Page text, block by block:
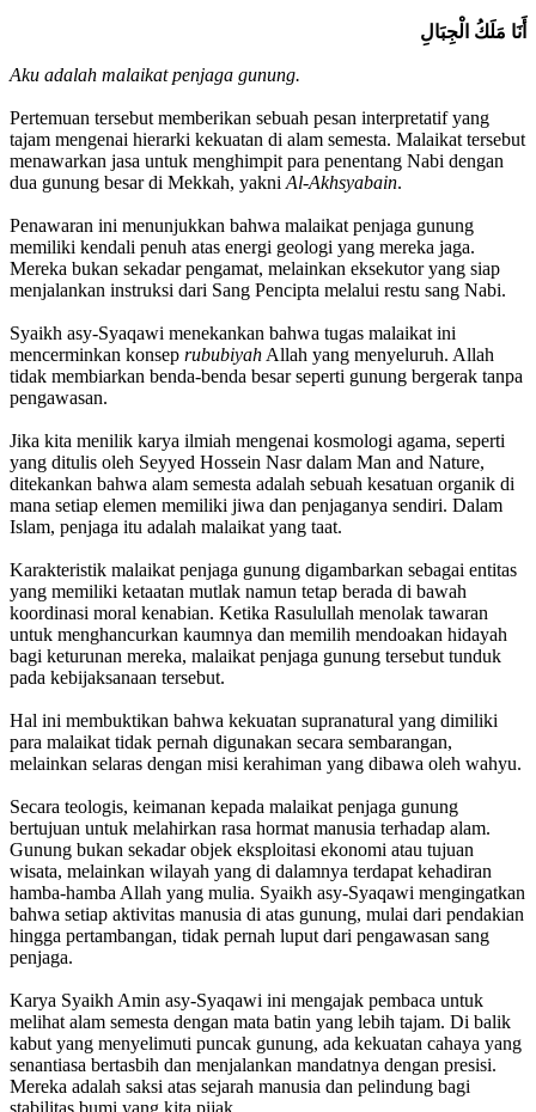
أَنَا مَلَكُ الْجِبَالِ
Aku adalah malaikat penjaga gunung.
Pertemuan tersebut memberikan sebuah pesan interpretatif yang
tajam mengenai hierarki kekuatan di alam semesta. Malaikat tersebut
menawarkan jasa untuk menghimpit para penentang Nabi dengan
dua gunung besar di Mekkah, yakni Al-Akhsyabain.
Penawaran ini menunjukkan bahwa malaikat penjaga gunung
memiliki kendali penuh atas energi geologi yang mereka jaga.
Mereka bukan sekadar pengamat, melainkan eksekutor yang siap
menjalankan instruksi dari Sang Pencipta melalui restu sang Nabi.
Syaikh asy-Syaqawi menekankan bahwa tugas malaikat ini
mencerminkan konsep rububiyah Allah yang menyeluruh. Allah
tidak membiarkan benda-benda besar seperti gunung bergerak tanpa
pengawasan.
Jika kita menilik karya ilmiah mengenai kosmologi agama, seperti
yang ditulis oleh Seyyed Hossein Nasr dalam Man and Nature,
ditekankan bahwa alam semesta adalah sebuah kesatuan organik di
mana setiap elemen memiliki jiwa dan penjaganya sendiri. Dalam
Islam, penjaga itu adalah malaikat yang taat.
Karakteristik malaikat penjaga gunung digambarkan sebagai entitas
yang memiliki ketaatan mutlak namun tetap berada di bawah
koordinasi moral kenabian. Ketika Rasulullah menolak tawaran
untuk menghancurkan kaumnya dan memilih mendoakan hidayah
bagi keturunan mereka, malaikat penjaga gunung tersebut tunduk
pada kebijaksanaan tersebut.
Hal ini membuktikan bahwa kekuatan supranatural yang dimiliki
para malaikat tidak pernah digunakan secara sembarangan,
melainkan selaras dengan misi kerahiman yang dibawa oleh wahyu.
Secara teologis, keimanan kepada malaikat penjaga gunung
bertujuan untuk melahirkan rasa hormat manusia terhadap alam.
Gunung bukan sekadar objek eksploitasi ekonomi atau tujuan
wisata, melainkan wilayah yang di dalamnya terdapat kehadiran
hamba-hamba Allah yang mulia. Syaikh asy-Syaqawi mengingatkan
bahwa setiap aktivitas manusia di atas gunung, mulai dari pendakian
hingga pertambangan, tidak pernah luput dari pengawasan sang
penjaga.
Karya Syaikh Amin asy-Syaqawi ini mengajak pembaca untuk
melihat alam semesta dengan mata batin yang lebih tajam. Di balik
kabut yang menyelimuti puncak gunung, ada kekuatan cahaya yang
senantiasa bertasbih dan menjalankan mandatnya dengan presisi.
Mereka adalah saksi atas sejarah manusia dan pelindung bagi
stabilitas bumi yang kita pijak.